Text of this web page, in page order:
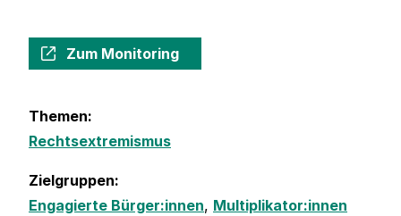
Zum Monitoring
Themen:
Rechtsextremismus
Zielgruppen:
Engagierte Bürger:innen, Multiplikator:innen